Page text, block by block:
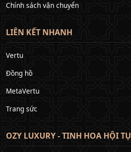
Chính sách vận chuyển
LIÊN KẾT NHANH
Vertu
Đồng hồ
MetaVertu
Trang sức
OZY LUXURY - TINH HOA HỘI TỤ